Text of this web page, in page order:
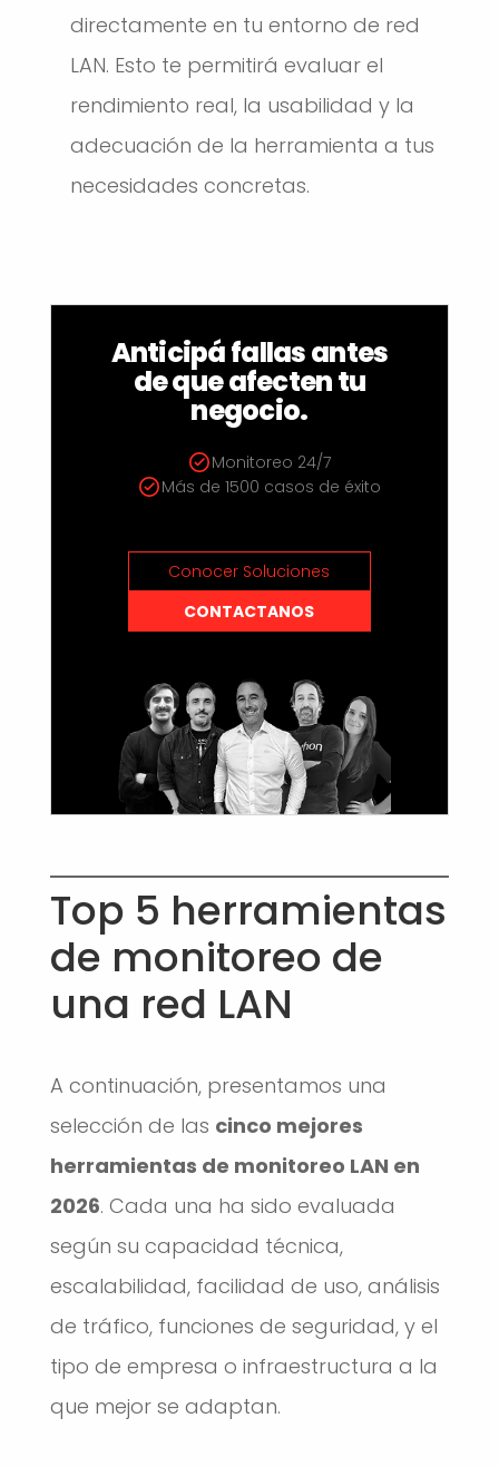
directamente en tu entorno de red
LAN. Esto te permitirá evaluar el
rendimiento real, la usabilidad y la
adecuación de la herramienta a tus
necesidades concretas.
Anticipá fallas antes
de que afecten tu
negocio.
Monitoreo 24/7
Más de 1500 casos de éxito
Conocer Soluciones
CONTACTANOS
Top 5 herramientas
de monitoreo de
una red LAN
A continuación, presentamos una
selección de las cinco mejores
herramientas de monitoreo LAN en
2026. Cada una ha sido evaluada
según su capacidad técnica,
escalabilidad, facilidad de uso, análisis
de tráfico, funciones de seguridad, y el
tipo de empresa o infraestructura a la
que mejor se adaptan.